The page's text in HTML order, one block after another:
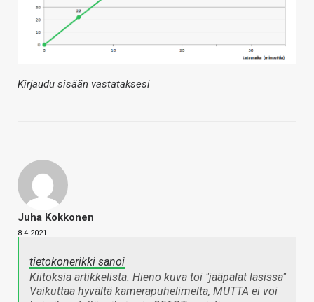
Kirjaudu sisään vastataksesi
Juha Kokkonen
8.4.2021
tietokonerikki sanoi
Kiitoksia artikkelista. Hieno kuva toi "jääpalat lasissa"
Vaikuttaa hyvältä kamerapuhelimelta, MUTTA ei voi